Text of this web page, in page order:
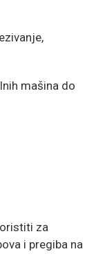
mašina do
za
i pregiba na